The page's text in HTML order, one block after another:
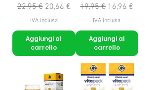
Prezzo regolare
22,95 € Prezzo scontato
20,66 €
IVA inclusa
Aggiungi al
carrello
Prezzo regolare
19,95 € Prezzo scontato
16,96 €
IVA inclusa
Aggiungi al
carrello